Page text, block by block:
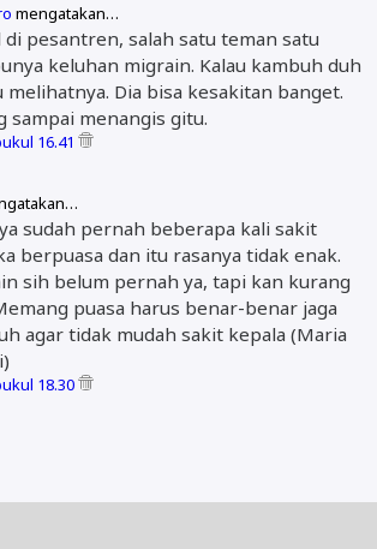
mengatakan…
di pesantren, salah satu teman satu
keluhan migrain. Kalau kambuh duh
melihatnya. Dia bisa kesakitan banget.
sampai menangis gitu.
16.41
sudah pernah beberapa kali sakit
berpuasa dan itu rasanya tidak enak.
sih belum pernah ya, tapi kan kurang
puasa harus benar-benar jaga
agar tidak mudah sakit kepala (Maria
18.30